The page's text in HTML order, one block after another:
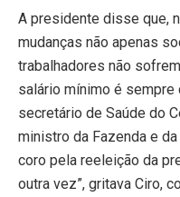
A presidente disse que,
mudanças não apenas
trabalhadores não
salário mínimo é sempre
secretário de Saúde do
ministro da Fazenda e
coro pela reeleição da
outra vez”, gritava Ciro,